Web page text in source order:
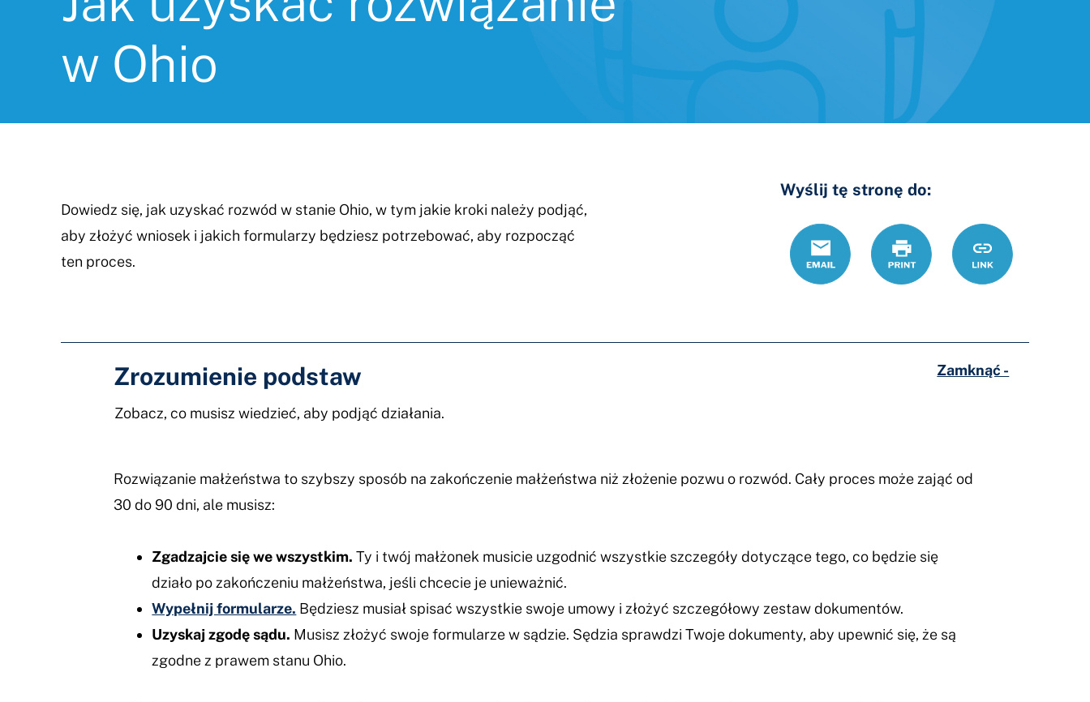
w Ohio
Dowiedz się, jak uzyskać rozwód w stanie Ohio, w tym jakie kroki należy podjąć,
aby złożyć wniosek i jakich formularzy będziesz potrzebować, aby rozpocząć
ten proces.
Wyślij tę stronę do:
Email Drukuj https://
Link
Zrozumienie podstaw
Zobacz, co musisz wiedzieć, aby podjąć działania.
Zamknąć -
Rozwiązanie małżeństwa to szybszy sposób na zakończenie małżeństwa niż złożenie pozwu o rozwód. Cały proces może zająć od
30 do 90 dni, ale musisz:
Zgadzajcie się we wszystkim. Ty i twój małżonek musicie uzgodnić wszystkie szczegóły dotyczące tego, co będzie się
działo po zakończeniu małżeństwa, jeśli chcecie je unieważnić.
Wypełnij formularze. Będziesz musiał spisać wszystkie swoje umowy i złożyć szczegółowy zestaw dokumentów.
Uzyskaj zgodę sądu. Musisz złożyć swoje formularze w sądzie. Sędzia sprawdzi Twoje dokumenty, aby upewnić się, że są
zgodne z prawem stanu Ohio.